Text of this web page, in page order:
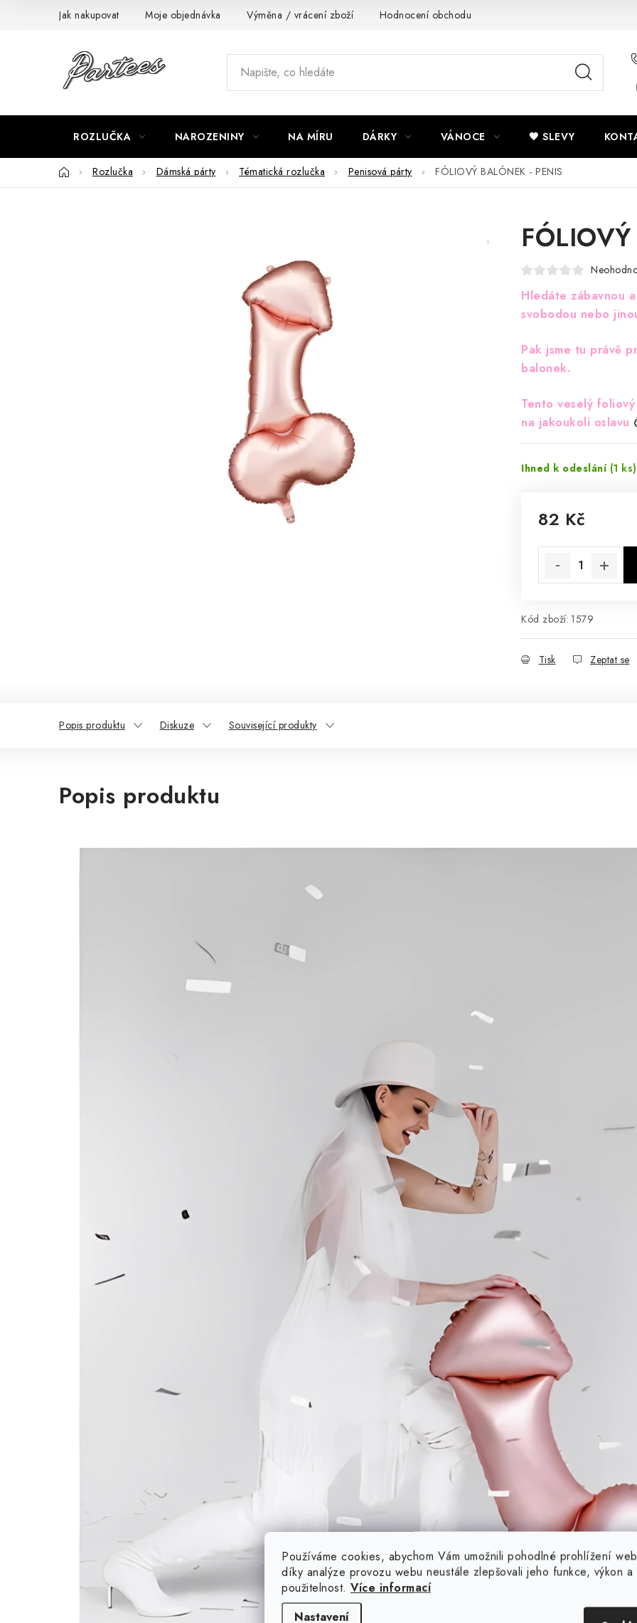
Používáme cookies, abychom Vám umožnili pohodlné prohlížení
díky analýze provozu webu neustále zlepšovali jeho funkce, výkon a
použitelnost. Více informací
Nastavení
Jak nakupovat Moje objednávka Výměna / vrácení zboží Hodnocení obchodu
ROZLUČKA NAROZENINY NA MÍRU DÁRKY VÁNOCE 🖤 SLEVY
DomůRozlučka Dámská párty Tématická rozlučka Penisová párty FÓLIOVÝ BALÓNEK - PENIS
Hledáte zábavnou
svobodou nebo
Pak jsme tu právě
balonek.
Tento veselý
na jakoukoli oslavu
Ihned k odeslání (1 ks)
82 Kč
Kód zboží: 1579
Tisk Zeptat se
Popis produktu Diskuze Související produkty
Popis produktu